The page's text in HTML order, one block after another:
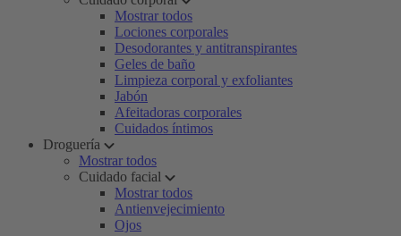
Mostrar todos
Lociones corporales
Desodorantes y antitranspirantes
Geles de baño
Limpieza corporal y exfoliantes
Jabón
Afeitadoras corporales
Cuidados íntimos
Droguería
Mostrar todos
Cuidado facial
Mostrar todos
Antienvejecimiento
Ojos